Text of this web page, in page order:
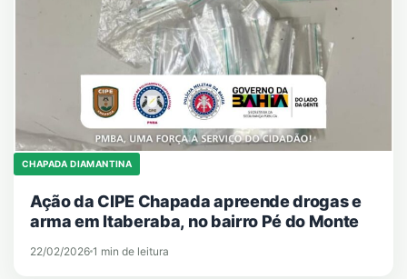
CHAPADA DIAMANTINA
Ação da CIPE Chapada apreende drogas e
arma em Itaberaba, no bairro Pé do Monte
22/02/2026 1 min de leitura